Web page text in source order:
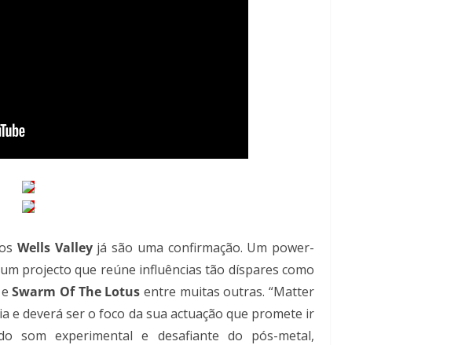
Wells Valleyjá são uma confirmação. Um power-
projecto que reúne influências tão díspares como
eSwarm Of The Lotus entre muitas outras. “Matter
e deverá ser o foco da sua actuação que promete ir
som experimental e desafiante do pós-metal,